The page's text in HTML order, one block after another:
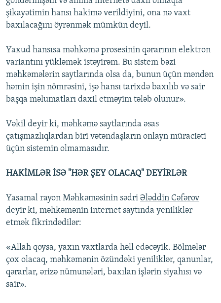
şikayətimin hansı hakimə verildiyini, ona nə vaxt
baxılacağını öyrənmək mümkün deyil.
Yaxud hansısa məhkəmə prosesinin qərarının elektron
variantını yükləmək istəyirəm. Bu sistem bəzi
məhkəmələrin saytlarında olsa da, bunun üçün məndən
həmin işin nömrəsini, işə hansı tarixdə baxılıb və sair
başqa məlumatları daxil etməyim tələb olunur».
Vəkil deyir ki, məhkəmə saytlarında əsas
çatışmazlıqlardan biri vətəndaşların onlayn müraciəti
üçün sistemin olmamasıdır.
HAKİMLƏR İSƏ "HƏR ŞEY OLACAQ" DEYİRLƏR
Yasamal rayon Məhkəməsinin sədri Ələddin Cəfərov
deyir ki, məhkəmənin internet saytında yeniliklər
etmək fikrindədilər:
«Allah qoysa, yaxın vaxtlarda həll edəcəyik. Bölmələr
çox olacaq, məhkəmənin özündəki yeniliklər, qanunlar,
qərarlar, ərizə nümunələri, baxılan işlərin siyahısı və
sair».